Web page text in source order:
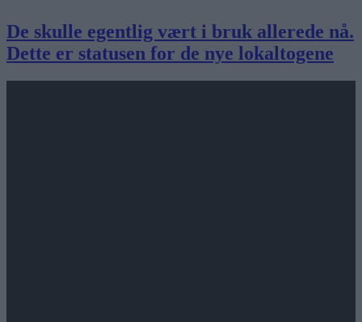
De skulle egentlig vært i bruk allerede nå.
Dette er statusen for de nye lokaltogene